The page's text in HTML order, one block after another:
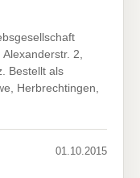
2,
Bestellt als
Herbrechtingen,
01.10.2015